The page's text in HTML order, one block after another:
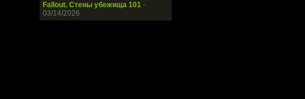
Fallout. Стены убежища 101 -
03/14/2026